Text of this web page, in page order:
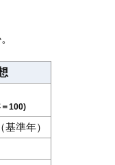
100)
基準年）